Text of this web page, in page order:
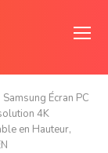
Samsung Écran PC
4K
en Hauteur,